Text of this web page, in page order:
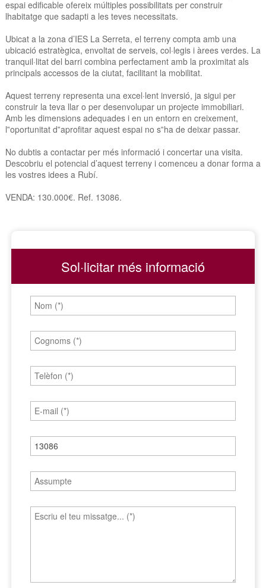
espai edificable ofereix múltiples possibilitats per construir
lhabitatge que sadapti a les teves necessitats.
Ubicat a la zona d’IES La Serreta, el terreny compta amb una
ubicació estratègica, envoltat de serveis, col·legis i àrees verdes. La
tranquil·litat del barri combina perfectament amb la proximitat als
principals accessos de la ciutat, facilitant la mobilitat.
Aquest terreny representa una excel·lent inversió, ja sigui per
construir la teva llar o per desenvolupar un projecte immobiliari.
Amb les dimensions adequades i en un entorn en creixement,
l‟oportunitat d‟aprofitar aquest espai no s‟ha de deixar passar.
No dubtis a contactar per més informació i concertar una visita.
Descobriu el potencial d’aquest terreny i comenceu a donar forma a
les vostres idees a Rubí.
VENDA: 130.000€. Ref. 13086.
Sol·licitar més informació